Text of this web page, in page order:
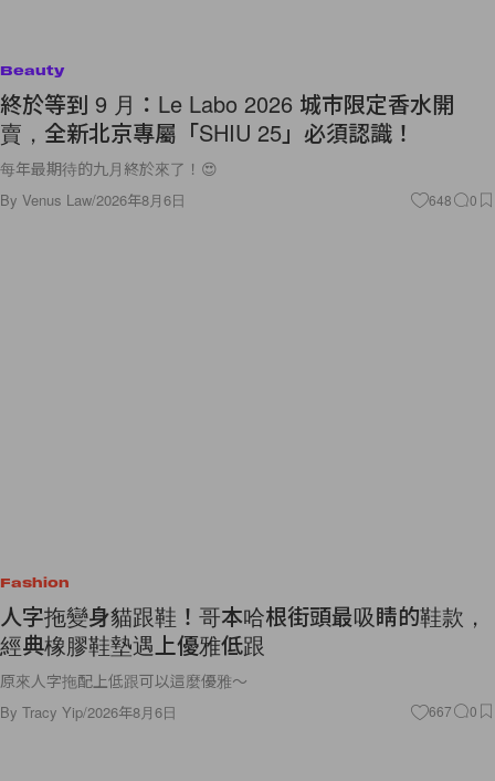
Beauty
終於等到 9 月：Le Labo 2026 城市限定香水開
賣，全新北京專屬「SHIU 25」必須認識！
每年最期待的九月終於來了！😍
By Venus Law/2026年8月6日 648 0
Fashion
人字拖變身貓跟鞋！哥本哈根街頭最吸睛的鞋款，
經典橡膠鞋墊遇上優雅低跟
原來人字拖配上低跟可以這麼優雅～
By Tracy Yip/2026年8月6日 667 0